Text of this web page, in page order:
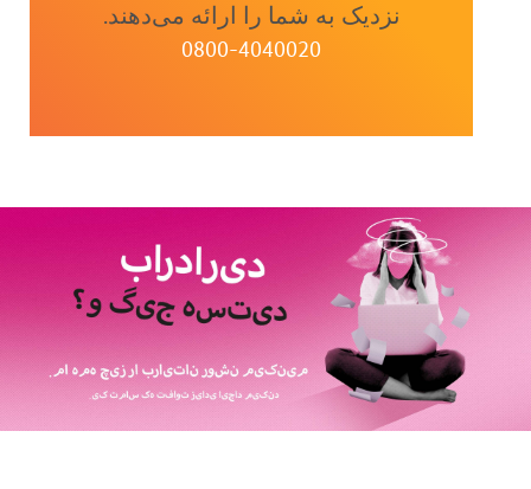
نزدیک به شما را ارائه می‌دهند.
0800-4040020